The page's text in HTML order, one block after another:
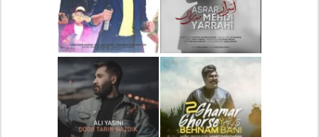
دانلود آهنگ جدید مهدی
یراحی بنام اسرار
دانلود آهنگ جدید فرزاد
فرزین بنام آتیش